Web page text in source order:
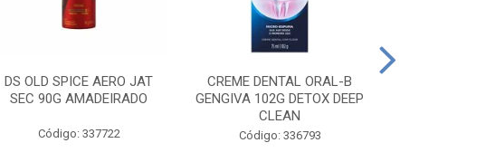
DS OLD SPICE AERO JAT
SEC 90G AMADEIRADO
Código: 337722
CREME DENTAL ORAL-B
GENGIVA 102G DETOX DEEP
CLEAN
Código: 336793